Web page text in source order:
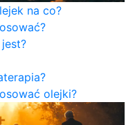
na co?
olejki?